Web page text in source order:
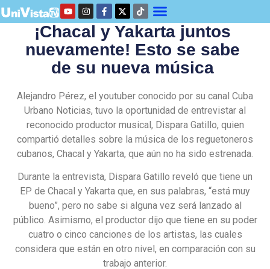
¡Chacal y Yakarta juntos
nuevamente! Esto se sabe
de su nueva música
Alejandro Pérez, el youtuber conocido por su canal Cuba
Urbano Noticias, tuvo la oportunidad de entrevistar al
reconocido productor musical, Dispara Gatillo, quien
compartió detalles sobre la música de los reguetoneros
cubanos, Chacal y Yakarta, que aún no ha sido estrenada.
Durante la entrevista, Dispara Gatillo reveló que tiene un
EP de Chacal y Yakarta que, en sus palabras, “está muy
bueno”, pero no sabe si alguna vez será lanzado al
público. Asimismo, el productor dijo que tiene en su poder
cuatro o cinco canciones de los artistas, las cuales
considera que están en otro nivel, en comparación con su
trabajo anterior.